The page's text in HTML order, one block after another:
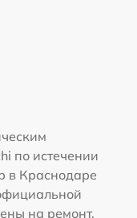
по истечении
в Краснодаре
на ремонт,